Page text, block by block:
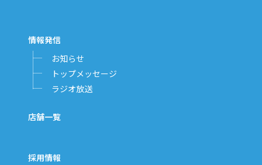
情報発信
お知らせ
トップメッセージ
ラジオ放送
店舗一覧
採用情報